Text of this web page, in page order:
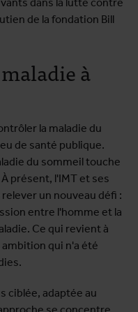
de la fondation Bill
à
la maladie du
de santé publique.
du sommeil touche
présent, l'IMT et ses
un nouveau défi :
entre l'homme et la
Ce qui revient à
qui n'a été
ciblée, adaptée au
se concentre